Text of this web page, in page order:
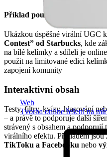
Web
Tvorba online řešení na
Příklad použití UGC
Ukázkou úspěšné virální UGC
Contest” od Starbucks, kde
na bílé kelímky a sdíleli je
použit na limitované edici
zapojení komunity
Interaktivní obsah
Testy, filtry, kvízy, hlasování
– a právě to podporuje další
strávený s obsahem a
virálního efektu. Příkladem jsou
TikToku a Facebooku nebo